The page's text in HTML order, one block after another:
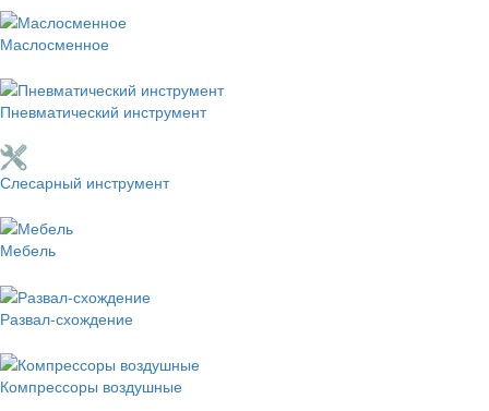
Маслосменное
Пневматический инструмент
Слесарный инструмент
Мебель
Развал-схождение
Компрессоры воздушные